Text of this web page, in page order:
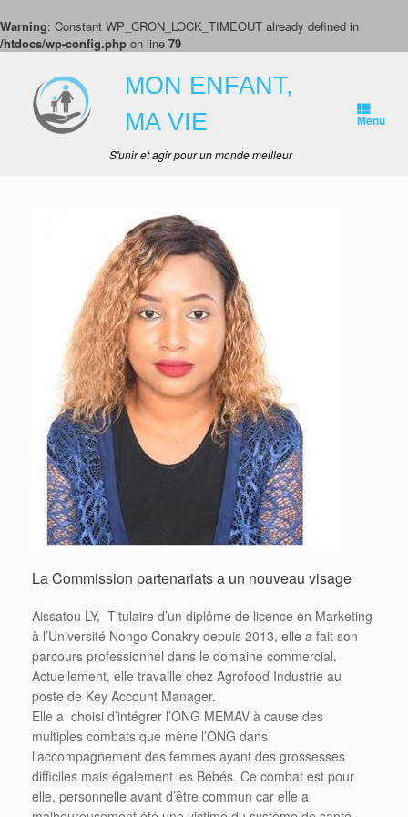
Warning: Constant WP_CRON_LOCK_TIMEOUT already defined in
/htdocs/wp-config.php on line 79
content
MON ENFANT,
MA VIE
S'unir et agir pour un monde meilleur
Menu
La Commission partenariats a un nouveau visage
Aissatou LY, Titulaire d’un diplôme de licence en Marketing
à l’Université Nongo Conakry depuis 2013, elle a fait son
parcours professionnel dans le domaine commercial.
Actuellement, elle travaille chez Agrofood Industrie au
poste de Key Account Manager.
Elle a choisi d’intégrer l’ONG MEMAV à cause des
multiples combats que mène l’ONG dans
l’accompagnement des femmes ayant des grossesses
difficiles mais également les Bébés. Ce combat est pour
elle, personnelle avant d’être commun car elle a